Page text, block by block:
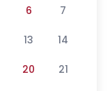
6 7
13 14
20 21